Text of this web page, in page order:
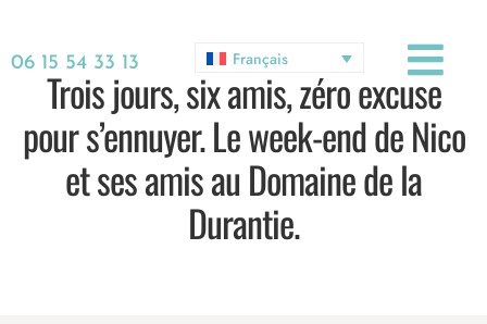
06 15 54 33 13 Français
Trois jours, six amis, zéro excuse
pour s’ennuyer. Le week-end de Nico
et ses amis au Domaine de la
Durantie.